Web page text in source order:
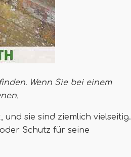
Wenn Sie bei einem
.
sie sind ziemlich vielseitig.
Schutz für seine